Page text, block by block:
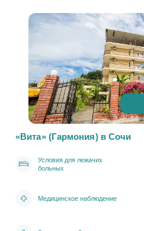
«Вита» (Гармония) в Сочи
Условия для лежачих
больных
Медицинское наблюдение